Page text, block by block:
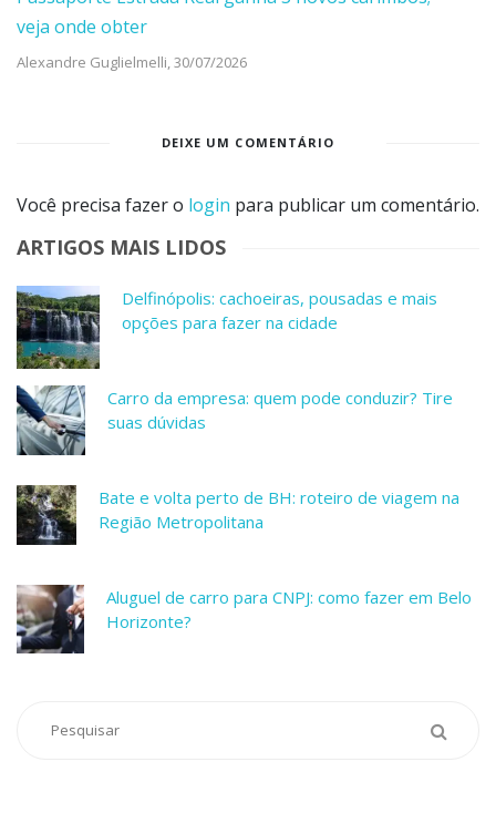
veja onde obter
Alexandre Guglielmelli,30/07/2026
DEIXE UM COMENTÁRIO
Você precisa fazer o login para publicar um comentário.
ARTIGOS MAIS LIDOS
Delfinópolis: cachoeiras, pousadas e mais
opções para fazer na cidade
Carro da empresa: quem pode conduzir? Tire
suas dúvidas
Bate e volta perto de BH: roteiro de viagem na
Região Metropolitana
Aluguel de carro para CNPJ: como fazer em Belo
Horizonte?